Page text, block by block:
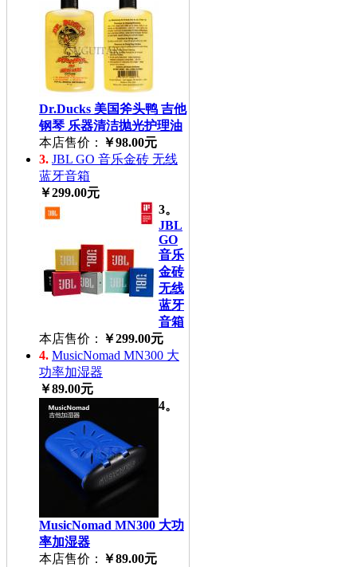
Dr.Ducks 美国斧头鸭 吉他
钢琴 乐器清洁抛光护理油
本店售价： ￥98.00元
3. JBL GO 音乐金砖 无线
蓝牙音箱
￥299.00元
3。
JBL
GO
音乐
金砖
无线
蓝牙
音箱
本店售价： ￥299.00元
4. MusicNomad MN300 大
功率加湿器
￥89.00元
4。
MusicNomad MN300 大功
率加湿器
本店售价： ￥89.00元